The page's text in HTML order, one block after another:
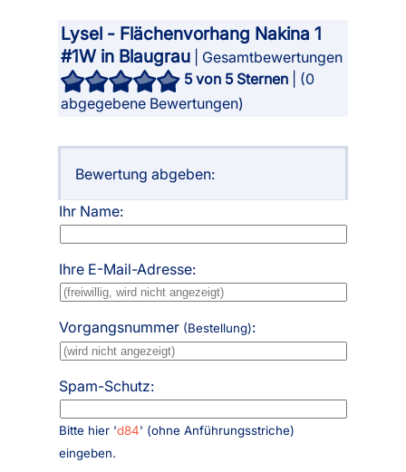
Lysel - Flächenvorhang Nakina 1
#1W in Blaugrau | Gesamtbewertungen
5von 5 Sternen | (0
abgegebene Bewertungen)
Bewertung abgeben:
Ihr Name:
Ihre E-Mail-Adresse:
Vorgangsnummer (Bestellung):
Spam-Schutz:
Bitte hier 'd84' (ohne Anführungsstriche)
eingeben.